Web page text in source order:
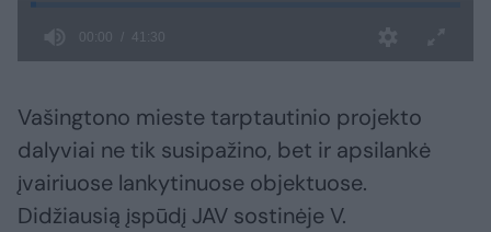
Vašingtono mieste tarptautinio projekto
dalyviai ne tik susipažino, bet ir apsilankė
įvairiuose lankytinuose objektuose.
Didžiausią įspūdį JAV sostinėje V.